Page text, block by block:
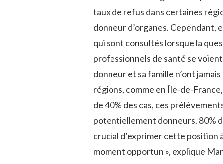
taux de refus dans certaines
donneur d’organes. Cependant,
qui sont consultés lorsque la
professionnels de santé se
donneur et sa famille n’ont
régions, comme en Île-de-
de 40% des cas, ces
potentiellement donneurs. 80%
crucial d’exprimer cette position
moment opportun », explique